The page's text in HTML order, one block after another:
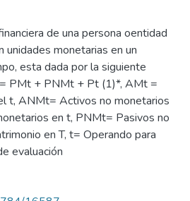
de una persona oentidad
unidades monetarias en un
esta dada por la siguiente
PMt + PNMt + Pt (1)*, AMt =
t, ANMt= Activos no monetarios
en t, PNMt= Pasivos no
en T, t= Operando para
evaluación